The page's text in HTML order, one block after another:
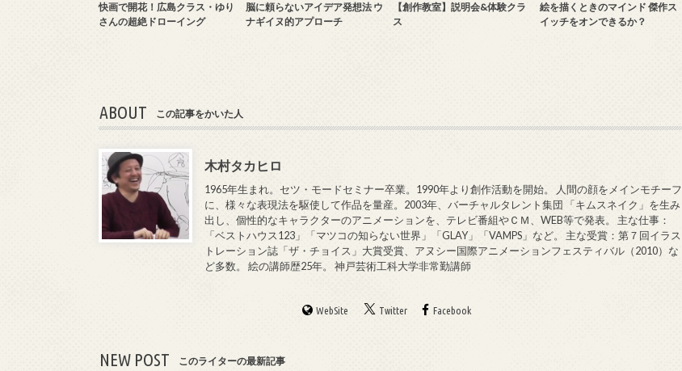
快画で開花！広島クラス・ゆり
さんの超絶ドローイング
脳に頼らないアイデア発想法 ウ
ナギイヌ的アプローチ
【創作教室】説明会&体験クラ
ス
絵を描くときのマインド 傑作ス
イッチをオンできるか？
ABOUT この記事をかいた人
木村タカヒロ
1965年生まれ。セツ・モードセミナー卒業。1990年より創作活動を開始。 人間の顔をメインモチーフ
に、様々な表現法を駆使して作品を量産。2003年、バーチャルタレント集団 「キムスネイク」を生み
出し、個性的なキャラクターのアニメーションを、テレビ番組やＣＭ、WEB等で発表。 主な仕事：
「ベストハウス123」「マツコの知らない世界」「GLAY」「VAMPS」など。 主な受賞：第７回イラス
トレーション誌「ザ・チョイス」大賞受賞、アヌシー国際アニメーションフェスティバル（2010）な
ど多数。 絵の講師歴25年。 神戸芸術工科大学非常勤講師
WebSite Twitter Facebook
NEW POST このライターの最新記事